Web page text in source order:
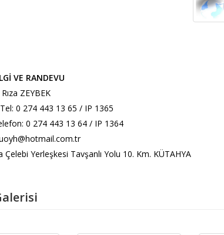
VE RANDEVU
ZEYBEK
0 274 443 13 65 / IP 1365
0 274 443 13 64 / IP 1364
Çelebi Yerleşkesi Tavşanlı Yolu 10. Km. KÜTAHYA